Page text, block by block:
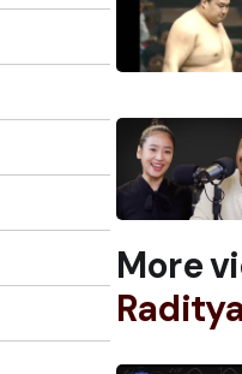
More